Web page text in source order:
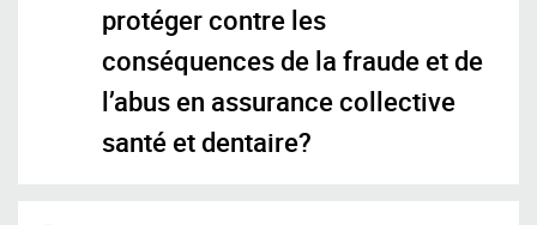
protéger contre les
conséquences de la fraude et de
l’abus en assurance collective
santé et dentaire?